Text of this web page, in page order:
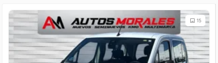
15